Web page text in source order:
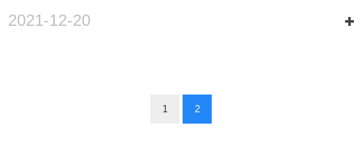
2021-12-20
1 2